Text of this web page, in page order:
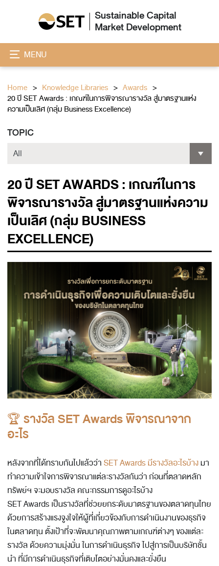
Sustainable Capital
Market Development
MENU
Home Knowledge Libraries
Awards
20 ปี SET Awards : เกณฑ์ในการพิจารณารางวัล สู่มาตรฐานแห่ง
ความเป็นเลิศ (กลุ่ม Business Excellence)
TOPIC
20 ปี SET AWARDS : เกณฑ์ในการ
พิจารณารางวัล สู่มาตรฐานแห่งความ
เป็นเลิศ (กลุ่ม BUSINESS
EXCELLENCE)
🏆 รางวัล SET Awards พิจารณาจาก
อะไร
หลังจากที่ได้ทราบกันไปแล้วว่าSET Awards มีรางวัลอะไรบ้างมา
ทำความเข้าใจการพิจารณาแต่ละรางวัลกันว่า ก่อนที่ตลาดหลัก
ทรัพย์ฯ จะมอบรางวัล คณะกรรมการดูอะไรบ้าง
SET Awards เป็นรางวัลที่ช่วยยกระดับมาตรฐานของตลาดทุนไทย
ด้วยการสร้างแรงจูงใจให้ผู้ที่เกี่ยวข้องกับการดำเนินงานของธุรกิจ
ในตลาดทุน ตั้งเป้าที่จะพัฒนาคุณภาพตามเกณฑ์ต่างๆ ของแต่ละ
รางวัล ด้วยความมุ่งมั่น ในการดำเนินธุรกิจ ไปสู่การเป็นบริษัทชั้น
นำ ที่มีการดำเนินธุรกิจที่เติบโตอย่างมั่นคงและยั่งยืน